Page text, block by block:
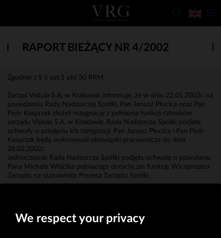
RAPORT BIEŻĄCY NR 4/2002
Zgodnie z § 5 ust.1 pkt 30 RRM
Zarząd Vistula S.A. w Krakowie informuje, że w dniu 22.01.2002r. na
posiedzeniu Rady Nadzorczej Spółki, Pan Janusz Płocica oraz Pan
Piotr Kasprzak złożyli rezygnację z pełnienia funkcji członków
zarządu Vistula S.A. w Krakowie. Rada Nadzorcza Spółki podjęła
uchwały o przyjęciu ich rezygnacji. Pan Janusz Płocica i Pan Piotr
Kasprzak będą wykonywali obowiązki pracownicze do dnia
28.02.2002r.
Jednocześnie Rada Nadzorcza Spółki podjęła uchwałę o powołaniu
Pana Michała Wójcika pełniącego dotychczas funkcję Wiceprezesa
Zarządu na stanowisko Prezesa Zarządu Spółki.
We respect your privacy